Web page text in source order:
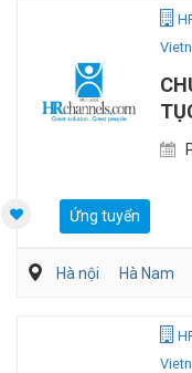
Ứng tuyển
Hà nội Hà Nam